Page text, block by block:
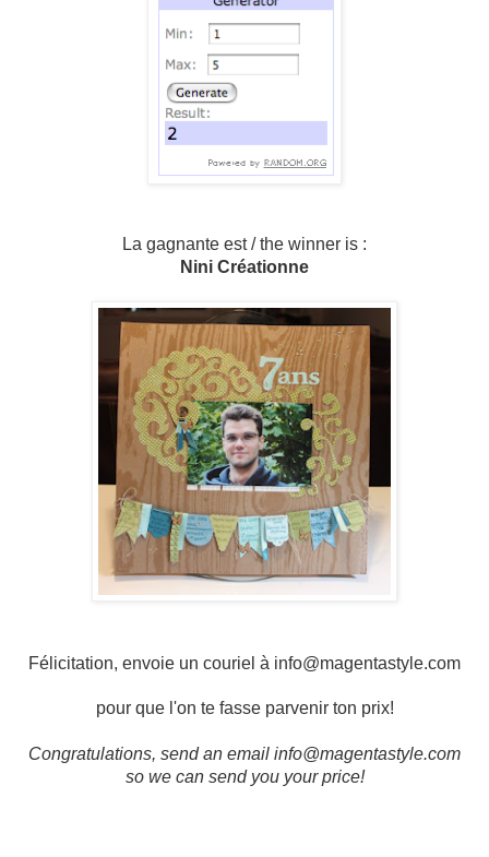
La gagnante est / the winner is :
Nini Créationne
Félicitation, envoie un couriel à info@magentastyle.com
pour que l'on te fasse parvenir ton prix!
Congratulations, send an email info@magentastyle.com
so we can send you your price!